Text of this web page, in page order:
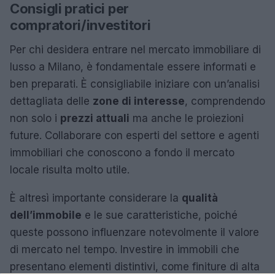
Consigli pratici per
compratori/investitori
Per chi desidera entrare nel mercato immobiliare di
lusso a Milano, è fondamentale essere informati e
ben preparati. È consigliabile iniziare con un’analisi
dettagliata delle zone di interesse, comprendendo
non solo i prezzi attuali ma anche le proiezioni
future. Collaborare con esperti del settore e agenti
immobiliari che conoscono a fondo il mercato
locale risulta molto utile.
È altresì importante considerare la qualità
dell’immobile e le sue caratteristiche, poiché
queste possono influenzare notevolmente il valore
di mercato nel tempo. Investire in immobili che
presentano elementi distintivi, come finiture di alta